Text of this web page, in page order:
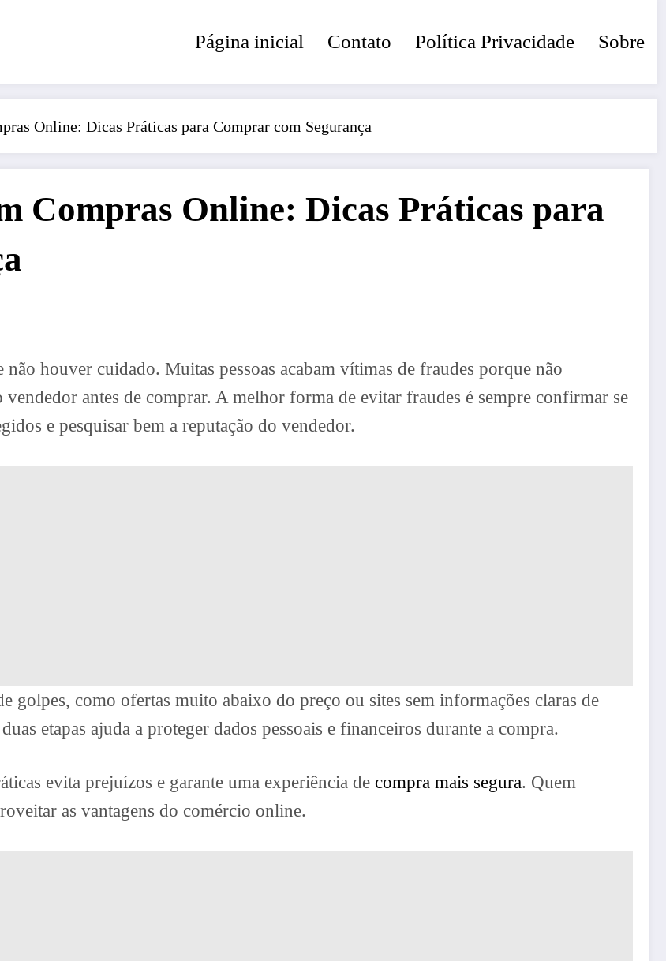
Página inicial Contato Política Privacidade Sobre
Online: Dicas Práticas para Comprar com Segurança
Compras Online: Dicas Práticas para
houver cuidado. Muitas pessoas acabam vítimas de fraudes porque não
antes de comprar. A melhor forma de evitar fraudes é sempre confirmar se
e pesquisar bem a reputação do vendedor.
golpes, como ofertas muito abaixo do preço ou sites sem informações claras de
etapas ajuda a proteger dados pessoais e financeiros durante a compra.
evita prejuízos e garante uma experiência de compra mais segura. Quem
as vantagens do comércio online.